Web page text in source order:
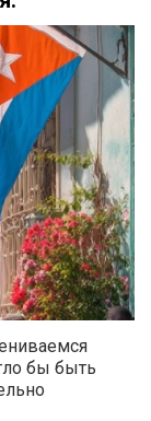
бы быть